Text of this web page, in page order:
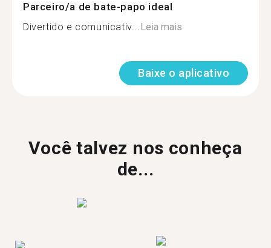
Parceiro/a de bate-papo ideal
Divertido e comunicativ...Leia mais
Baixe o aplicativo
Você talvez nos conheça
de...